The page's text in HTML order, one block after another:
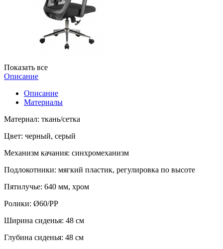
Показать все
Описание
Описание
Материалы
Материал: ткань/сетка
Цвет: черный, серый
Механизм качания: синхромеханизм
Подлокотники: мягкий пластик, регулировка по высоте
Пятилучье: 640 мм, хром
Ролики: Ø60/РР
Ширина сиденья: 48 см
Глубина сиденья: 48 см